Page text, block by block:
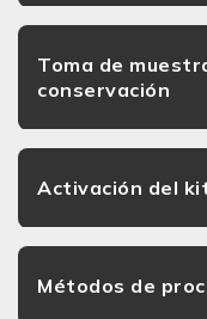
Toma de
conservación
Activación del
Métodos de